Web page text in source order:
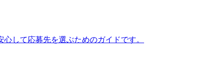
して応募先を選ぶためのガイドです。